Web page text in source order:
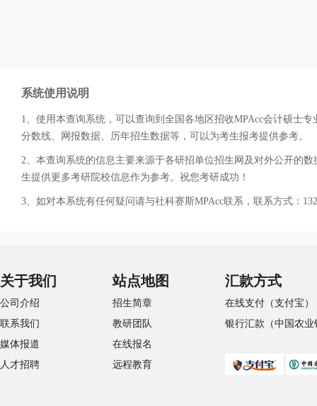
系统使用说明
1、使用本查询系统，可以查询到全国各地区招收MPAcc会计硕士
分数线、网报数据、历年招生数据等，可以为考生报考提供参考。
2、本查询系统的信息主要来源于各研招单位招生网及对外公开的
生提供更多考研院校信息作为参考。祝您考研成功！
3、如对本系统有任何疑问请与社科赛斯MPAcc联系，联系方式：
关于我们
公司介绍
联系我们
媒体报道
人才招聘
站点地图
招生简章
教研团队
在线报名
远程教育
汇款方式
在线支付（支付宝）
银行汇款（中国农业